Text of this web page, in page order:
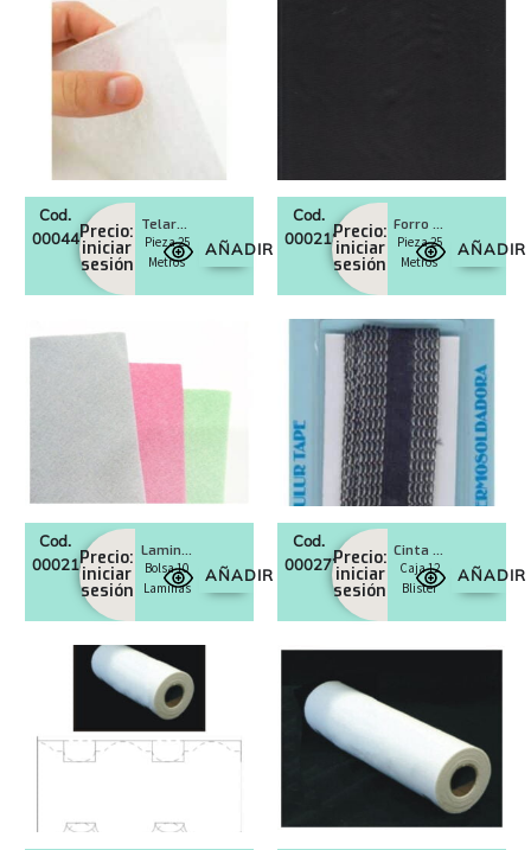
Cod.
0004426Precio:
iniciar
sesión
Telaraña adhesiva doble cara 90 cms ancho
Pieza 25
Metros
AÑADIR
Cod.
0002186Precio:
iniciar
sesión
Forro P-32, 150/160cms ancho
Pieza 25
Metros
AÑADIR
Cod.
0002188Precio:
iniciar
sesión
Laminas Fieltro Elda
Bolsa 10
Laminas
AÑADIR
Cod.
0002770Precio:
iniciar
sesión
Cinta termosoldadora
Caja 12
Blister
AÑADIR